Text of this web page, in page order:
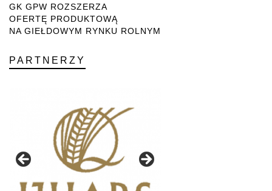
GK GPW ROZSZERZA
OFERTĘ PRODUKTOWĄ
NA GIEŁDOWYM RYNKU ROLNYM
PARTNERZY